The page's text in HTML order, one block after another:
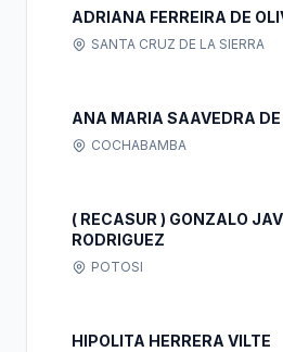
ADRIANA FERREIRA DE
SANTA CRUZ DE LA SIERRA
ANA MARIA SAAVEDRA
COCHABAMBA
( RECASUR ) GONZALO
RODRIGUEZ
POTOSI
HIPOLITA HERRERA VILTE